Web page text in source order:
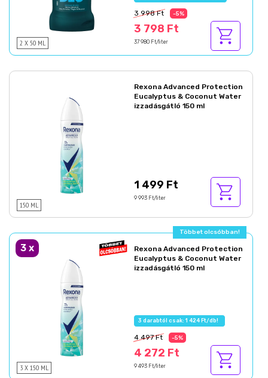
2 X 50 ML
3 998 Ft -5%
3 798 Ft
37 980 Ft/liter
150 ML
Rexona Advanced Protection
Eucalyptus & Coconut Water
izzadásgátló 150 ml
1 499 Ft
9 993 Ft/liter
Többet olcsóbban!
3 x
3 X 150 ML
Rexona Advanced Protection
Eucalyptus & Coconut Water
izzadásgátló 150 ml
3 darabtól csak: 1 424 Ft/db!
4 497 Ft -5%
4 272 Ft
9 493 Ft/liter